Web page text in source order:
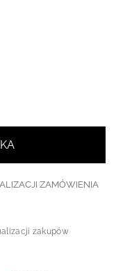
ZAMÓWIENIA
zakupów